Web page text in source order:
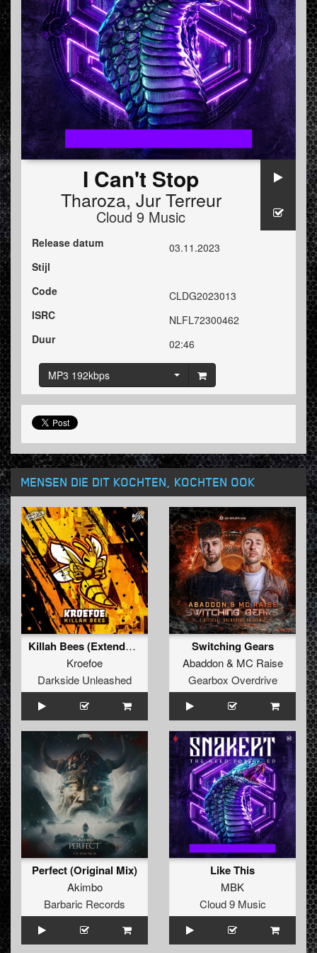
I Can't Stop
Tharoza, Jur Terreur
Cloud 9 Music
Release datum
03.11.2023
Stijl
Code
CLDG2023013
ISRC
NLFL72300462
Duur
02:46
MP3 192kbps
MENSEN DIE DIT KOCHTEN, KOCHTEN OOK
Killah Bees (Extended Mix)
Kroefoe
Darkside Unleashed
Switching Gears
Abaddon& MC Raise
Gearbox Overdrive
Perfect (Original Mix)
Akimbo
Barbaric Records
Like This
MBK
Cloud 9 Music